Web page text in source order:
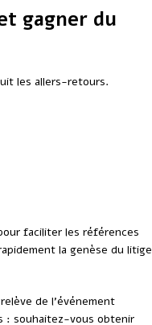
gagner du
les allers-retours.
faciliter les références
la genèse du litige
de l’événement
: souhaitez-vous obtenir